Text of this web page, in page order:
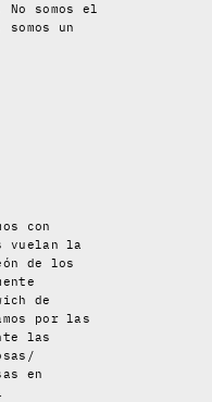
somos el
un
con
vuelan la
de los
de
por las
las
en